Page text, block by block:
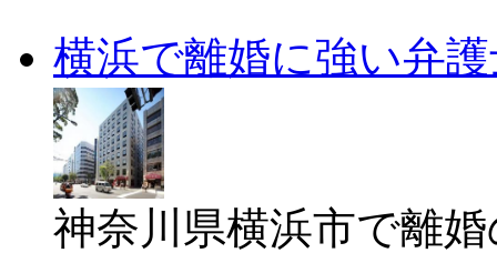
横浜で離婚に強い弁
神奈川県横浜市で離